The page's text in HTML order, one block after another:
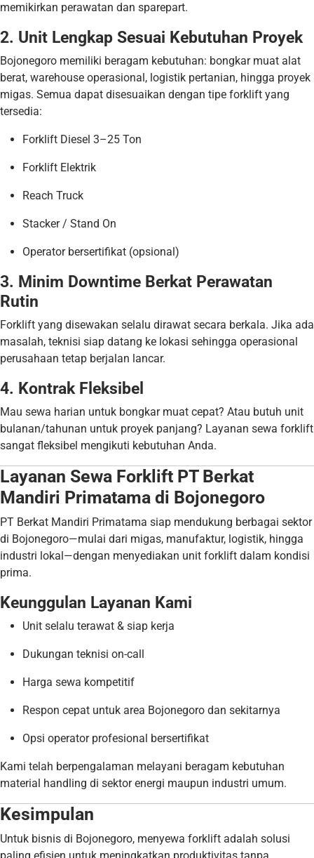
memikirkan perawatan dan sparepart.
2. Unit Lengkap Sesuai Kebutuhan Proyek
Bojonegoro memiliki beragam kebutuhan: bongkar muat alat
berat, warehouse operasional, logistik pertanian, hingga proyek
migas. Semua dapat disesuaikan dengan tipe forklift yang
tersedia:
Forklift Diesel 3–25 Ton
Forklift Elektrik
Reach Truck
Stacker / Stand On
Operator bersertifikat (opsional)
3. Minim Downtime Berkat Perawatan
Rutin
Forklift yang disewakan selalu dirawat secara berkala. Jika ada
masalah, teknisi siap datang ke lokasi sehingga operasional
perusahaan tetap berjalan lancar.
4. Kontrak Fleksibel
Mau sewa harian untuk bongkar muat cepat? Atau butuh unit
bulanan/tahunan untuk proyek panjang? Layanan sewa forklift
sangat fleksibel mengikuti kebutuhan Anda.
Layanan Sewa Forklift PT Berkat
Mandiri Primatama di Bojonegoro
PT Berkat Mandiri Primatama siap mendukung berbagai sektor
di Bojonegoro—mulai dari migas, manufaktur, logistik, hingga
industri lokal—dengan menyediakan unit forklift dalam kondisi
prima.
Keunggulan Layanan Kami
Unit selalu terawat & siap kerja
Dukungan teknisi on-call
Harga sewa kompetitif
Respon cepat untuk area Bojonegoro dan sekitarnya
Opsi operator profesional bersertifikat
Kami telah berpengalaman melayani beragam kebutuhan
material handling di sektor energi maupun industri umum.
Kesimpulan
Untuk bisnis di Bojonegoro, menyewa forklift adalah solusi